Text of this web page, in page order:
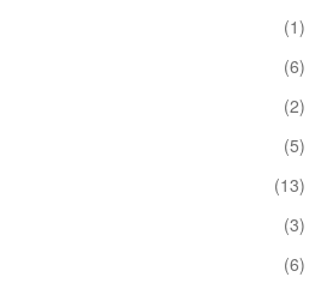
(1)
(6)
(2)
(5)
(13)
(3)
(6)